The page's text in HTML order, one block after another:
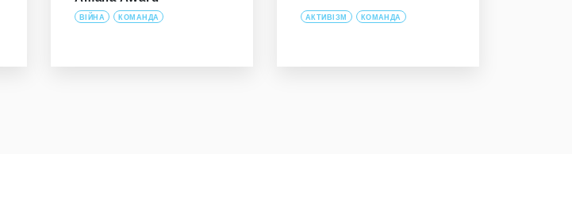
ВІЙНА КОМАНДА АКТИВІЗМ КОМАНДА